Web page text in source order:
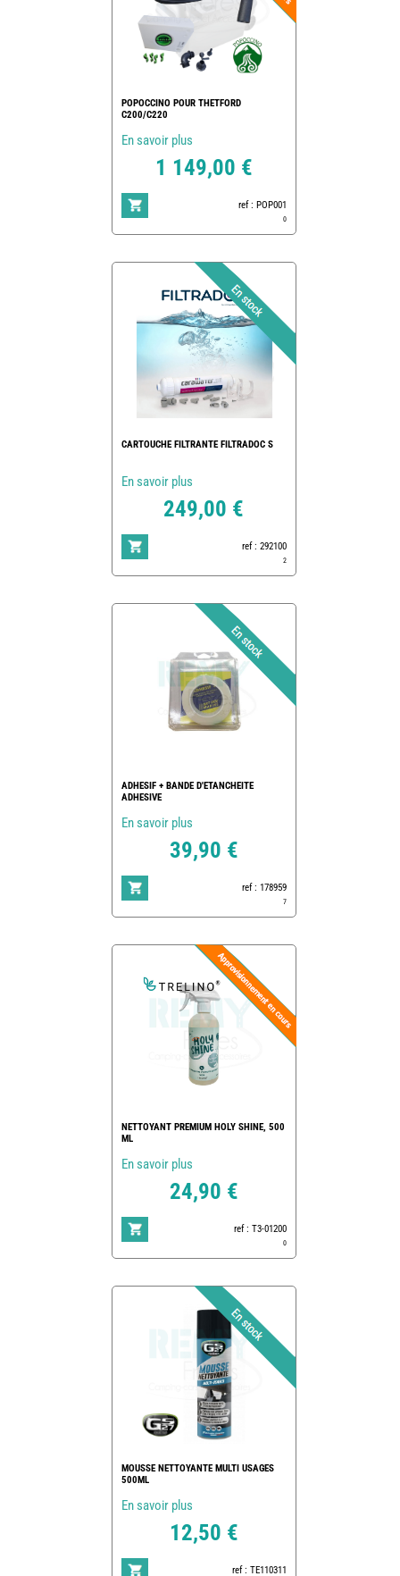
POPOCCINO POUR THETFORD
C200/C220
En savoir plus
1 149,00 €
ref : POP001
0
CARTOUCHE FILTRANTE FILTRADOC S
En savoir plus
249,00 €
ref : 292100
2
ADHESIF + BANDE D'ETANCHEITE
ADHESIVE
En savoir plus
39,90 €
ref : 178959
7
NETTOYANT PREMIUM HOLY SHINE, 500
ML
En savoir plus
24,90 €
ref : T3-01200
0
MOUSSE NETTOYANTE MULTI USAGES
500ML
En savoir plus
12,50 €
ref : TE110311